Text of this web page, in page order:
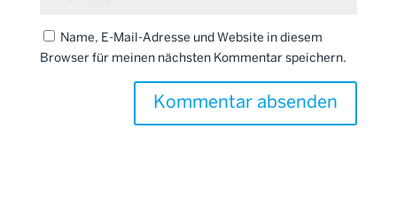
Name, E-Mail-Adresse und Website in diesem
Browser für meinen nächsten Kommentar speichern.